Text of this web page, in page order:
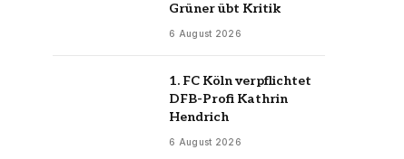
Grüner übt Kritik
6 August 2026
1. FC Köln verpflichtet
DFB-Profi Kathrin
Hendrich
6 August 2026